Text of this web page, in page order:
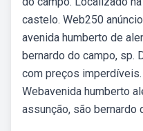
castelo. Web250
avenida humberto de
bernardo do campo, sp.
com preços imperdíveis.
Webavenida humberto
assunção, são bernardo